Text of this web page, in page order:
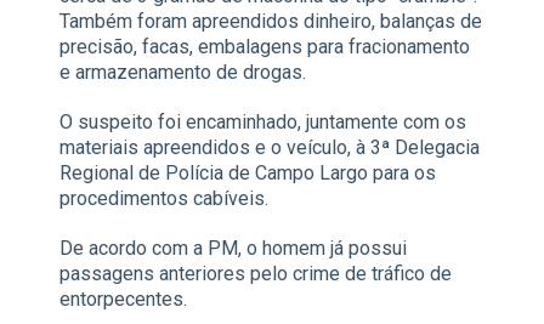
Também foram apreendidos dinheiro, balanças de
precisão, facas, embalagens para fracionamento
e armazenamento de drogas.
O suspeito foi encaminhado, juntamente com os
materiais apreendidos e o veículo, à 3ª Delegacia
Regional de Polícia de Campo Largo para os
procedimentos cabíveis.
De acordo com a PM, o homem já possui
passagens anteriores pelo crime de tráfico de
entorpecentes.